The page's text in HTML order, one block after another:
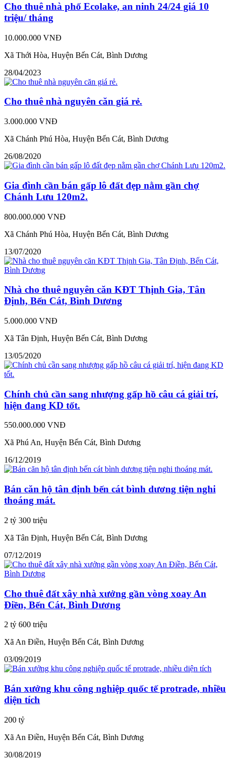
Cho thuê nhà phố Ecolake, an ninh 24/24 giá 10
triệu/ tháng
10.000.000 VNĐ
Xã Thới Hòa, Huyện Bến Cát, Bình Dương
28/04/2023
Cho thuê nhà nguyên căn giá rẻ.
3.000.000 VNĐ
Xã Chánh Phú Hòa, Huyện Bến Cát, Bình Dương
26/08/2020
Gia đình cần bán gấp lô đất đẹp nằm gần chợ
Chánh Lưu 120m2.
800.000.000 VNĐ
Xã Chánh Phú Hòa, Huyện Bến Cát, Bình Dương
13/07/2020
Nhà cho thuê nguyên căn KĐT Thịnh Gia, Tân
Định, Bến Cát, Bình Dương
5.000.000 VNĐ
Xã Tân Định, Huyện Bến Cát, Bình Dương
13/05/2020
Chính chủ cần sang nhượng gấp hồ câu cá giải trí,
hiện đang KD tốt.
550.000.000 VNĐ
Xã Phú An, Huyện Bến Cát, Bình Dương
16/12/2019
Bán căn hộ tân định bến cát bình dương tiện nghi
thoáng mát.
2 tỷ 300 triệu
Xã Tân Định, Huyện Bến Cát, Bình Dương
07/12/2019
Cho thuê đất xây nhà xưởng gần vòng xoay An
Điền, Bến Cát, Bình Dương
2 tỷ 600 triệu
Xã An Điền, Huyện Bến Cát, Bình Dương
03/09/2019
Bán xưởng khu công nghiệp quốc tế protrade, nhiều
diện tích
200 tỷ
Xã An Điền, Huyện Bến Cát, Bình Dương
30/08/2019